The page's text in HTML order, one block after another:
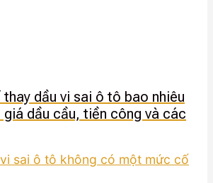
thay dầu vi sai ô tô bao nhiêu
dầu cầu, tiền công và các
sai ô tô không có một mức cố